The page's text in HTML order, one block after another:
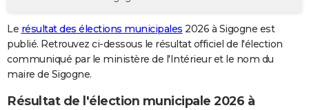
GUIDES D'ACHAT
BONS PLANS
CARTE DE VOEUX
Le résultat des élections municipales 2026 à Sigogne est
publié. Retrouvez ci-dessous le résultat officiel de l'élection
communiqué par le ministère de l'Intérieur et le nom du
maire de Sigogne.
Résultat de l'élection municipale 2026 à